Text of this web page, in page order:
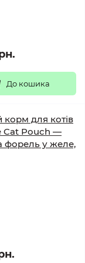
До кошика
корм для котів
Cat Pouch —
форель у желе,